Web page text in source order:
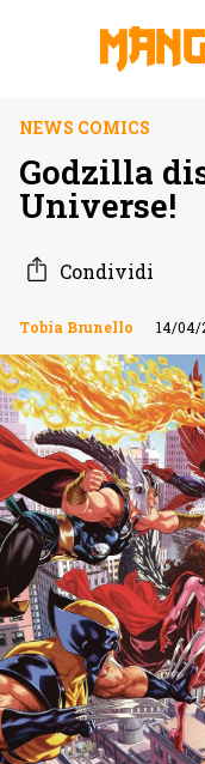
NEWS COMICS
Godzilla
Universe!
Condividi
Tobia Brunello 14/04/